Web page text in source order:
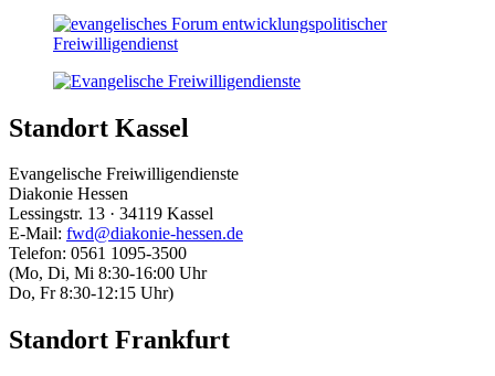
Standort Kassel
Evangelische Freiwilligendienste
Diakonie Hessen
Lessingstr. 13 · 34119 Kassel
E-Mail: fwd@diakonie-hessen.de
Telefon: 0561 1095-3500
(Mo, Di, Mi 8:30-16:00 Uhr
Do, Fr 8:30-12:15 Uhr)
Standort Frankfurt